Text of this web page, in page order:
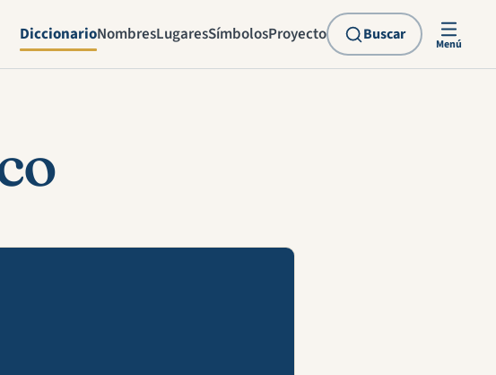
DiccionarioNombresLugaresSímbolosProyecto Buscar
Menú
explicación en vídeo